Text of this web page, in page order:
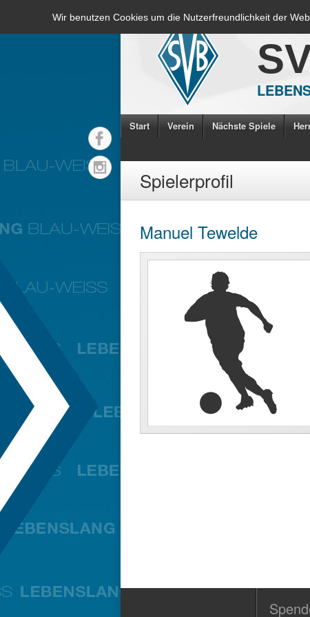
Wir benutzen Cookies um die Nutzerfreundlichkeit der
Start Verein Nächste Spiele
Spielerprofil
Manuel Tewelde